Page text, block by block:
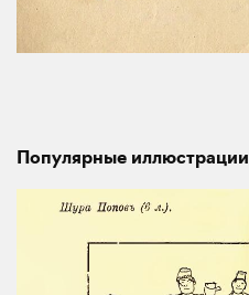
Популярные иллюстрации